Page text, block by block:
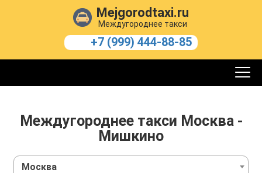
Mejgorodtaxi.ru
Междугороднее такси
+7 (999) 444-88-85
Междугороднее такси Москва -
Мишкино
Москва